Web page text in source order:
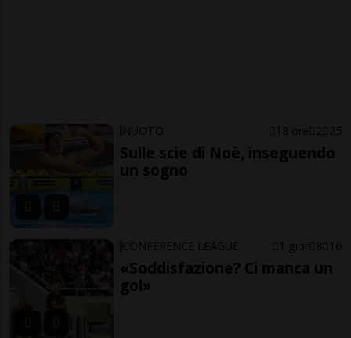
NUOTO 18 ore 2 25
Sulle scie di Noè, inseguendo
un sogno
CONFERENCE LEAGUE 1 gior 8 16
«Soddisfazione? Ci manca un
gol»